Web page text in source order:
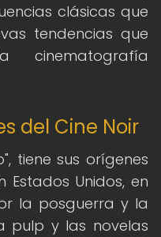
clásicas que
tendencias que
del Cine Noir
tiene sus orígenes
Unidos, en
la posguerra y la
pulp y las novelas